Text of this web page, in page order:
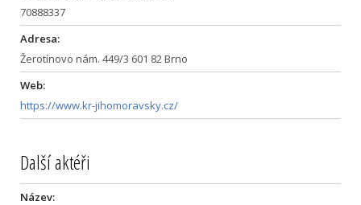
70888337
Adresa:
Žerotínovo nám. 449/3 601 82 Brno
Web:
https://www.kr-jihomoravsky.cz/
Další aktéři
Název: